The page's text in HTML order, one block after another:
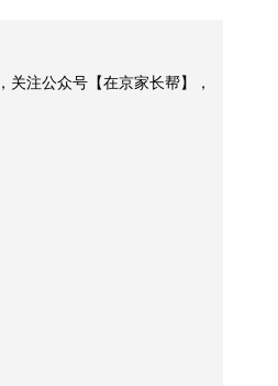
注公众号【在京家长帮】，